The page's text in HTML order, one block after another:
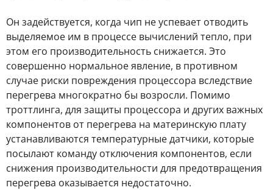
Он задействуется, когда чип не успевает отводить
выделяемое им в процессе вычислений тепло, при
этом его производительность снижается. Это
совершенно нормальное явление, в противном
случае риски повреждения процессора вследствие
перегрева многократно бы возросли. Помимо
троттлинга, для защиты процессора и других важных
компонентов от перегрева на материнскую плату
устанавливаются температурные датчики, которые
посылают команду отключения компонентов, если
снижения производительности для предотвращения
перегрева оказывается недостаточно.